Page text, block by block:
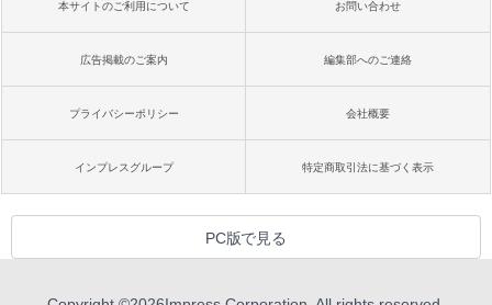
本サイトのご利用について お問い合わせ
広告掲載のご案内 編集部へのご連絡
プライバシーポリシー 会社概要
インプレスグループ 特定商取引法に基づく表示
PC版で見る